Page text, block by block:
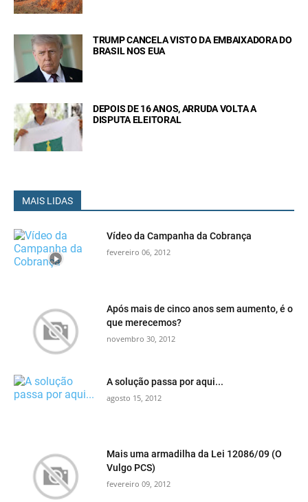
TRUMP CANCELA VISTO DA EMBAIXADORA DO
BRASIL NOS EUA
DEPOIS DE 16 ANOS, ARRUDA VOLTA A
DISPUTA ELEITORAL
MAIS LIDAS
Vídeo da Campanha da Cobrança
fevereiro 06, 2012
Após mais de cinco anos sem aumento, é o
que merecemos?
novembro 30, 2012
A solução passa por aqui...
agosto 15, 2012
Mais uma armadilha da Lei 12086/09 (O
Vulgo PCS)
fevereiro 09, 2012